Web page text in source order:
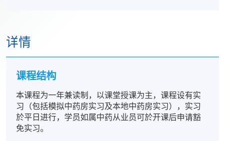
详情
课程结构
本课程为一年兼读制，以课堂授课为主，课程设有实
习（包括模拟中药房实习及本地中药房实习），实习
於平日进行，学员如属中药从业员可於开课后申请豁
免实习。